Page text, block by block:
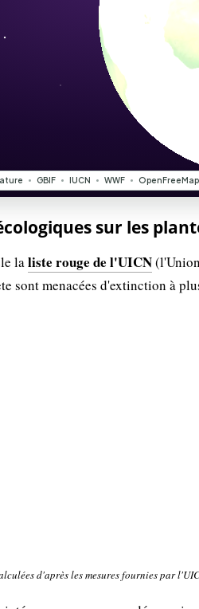
sur les
laliste rouge de l'UICN
sont menacées d'extinction à
d'après les mesures fournies par